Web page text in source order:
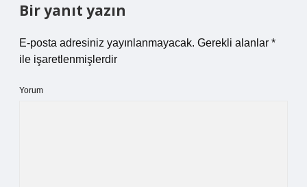
Bir yanıt yazın
E-posta adresiniz yayınlanmayacak. Gerekli alanlar *
ile işaretlenmişlerdir
Yorum